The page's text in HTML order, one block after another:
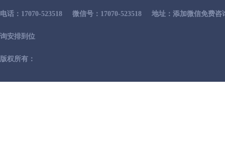
电话：17070-523518 微信号：17070-523518 地址：添加微信免费
询安排到位
版权所有：